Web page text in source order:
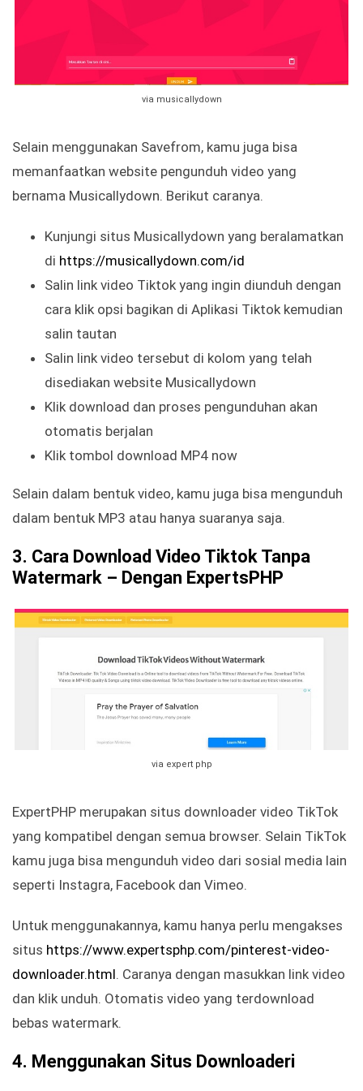
via musicallydown
Selain menggunakan Savefrom, kamu juga bisa
memanfaatkan website pengunduh video yang
bernama Musicallydown. Berikut caranya.
Kunjungi situs Musicallydown yang beralamatkan
di https://musicallydown.com/id
Salin link video Tiktok yang ingin diunduh dengan
cara klik opsi bagikan di Aplikasi Tiktok kemudian
salin tautan
Salin link video tersebut di kolom yang telah
disediakan website Musicallydown
Klik download dan proses pengunduhan akan
otomatis berjalan
Klik tombol download MP4 now
Selain dalam bentuk video, kamu juga bisa mengunduh
dalam bentuk MP3 atau hanya suaranya saja.
3. Cara Download Video Tiktok Tanpa
Watermark – Dengan ExpertsPHP
via expert php
ExpertPHP merupakan situs downloader video TikTok
yang kompatibel dengan semua browser. Selain TikTok
kamu juga bisa mengunduh video dari sosial media lain
seperti Instagra, Facebook dan Vimeo.
Untuk menggunakannya, kamu hanya perlu mengakses
situs https://www.expertsphp.com/pinterest-video-
downloader.html. Caranya dengan masukkan link video
dan klik unduh. Otomatis video yang terdownload
bebas watermark.
4. Menggunakan Situs Downloaderi